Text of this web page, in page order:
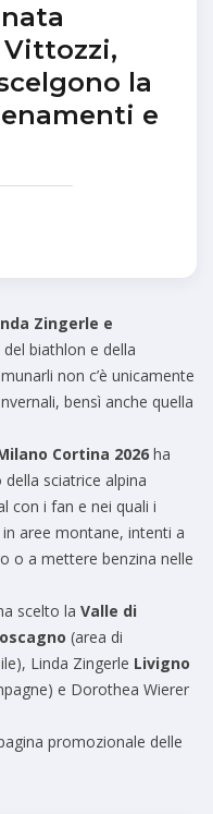
Vittozzi,
la
e
Zingerle e
biathlon e della
non c’è unicamente
bensì anche quella
Cortina 2026 ha
sciatrice alpina
con i fan e nei quali i
aree montane, intenti a
o a mettere benzina nelle
scelto la Valle di
(area di
Linda Zingerle Livigno
e Dorothea Wierer
promozionale delle